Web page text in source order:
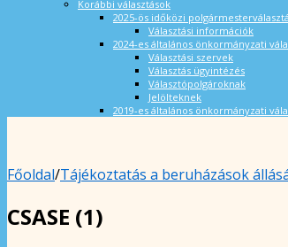
Korábbi választások
2025-ös időközi
Választási információk
2024-es általános önkormányzati
Választási szervek
Választás ügyintézés
Választópolgároknak
Jelölteknek
2019-es általános önkormányzati
Főoldal/Tájékoztatás a beruházások
CSASE (1)